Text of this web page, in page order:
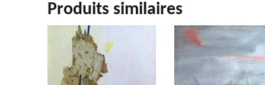
Produits similaires